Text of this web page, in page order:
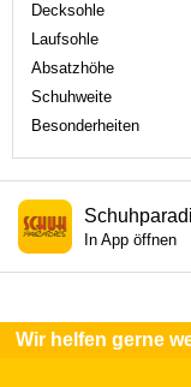
Decksohle
Laufsohle
Absatzhöhe
Schuhweite
Besonderheiten
In App öffnen
Wir helfen gerne